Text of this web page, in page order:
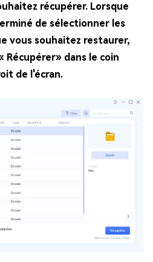
récupérer. Lorsque
de sélectionner les
vous souhaitez restaurer,
Récupérer» dans le coin
de l'écran.